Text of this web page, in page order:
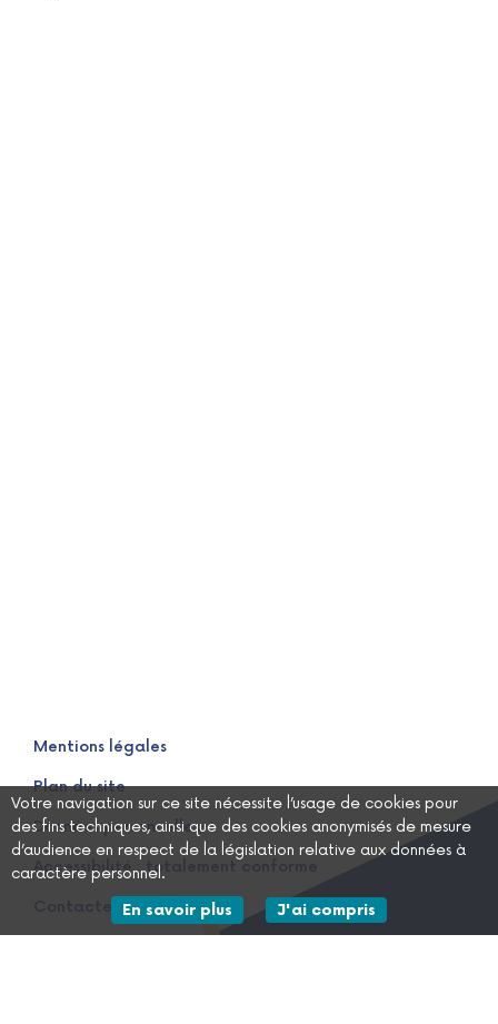
Votre navigation sur ce site nécessite l’usage de cookies pour
des fins techniques, ainsi que des cookies anonymisés de mesure
d’audience en respect de la législation relative aux données à
caractère personnel.
En savoir plus sur les données personnelles
J'ai compris
Mentions légales
Plan du site
Données personnelles
Accessibilité : totalement conforme
Contactez-nous